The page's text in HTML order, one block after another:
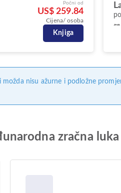
Počni od
US$ 259.84
Cijena/ osoba
Knjiga
nisu ažurne i podložne
zračna luka